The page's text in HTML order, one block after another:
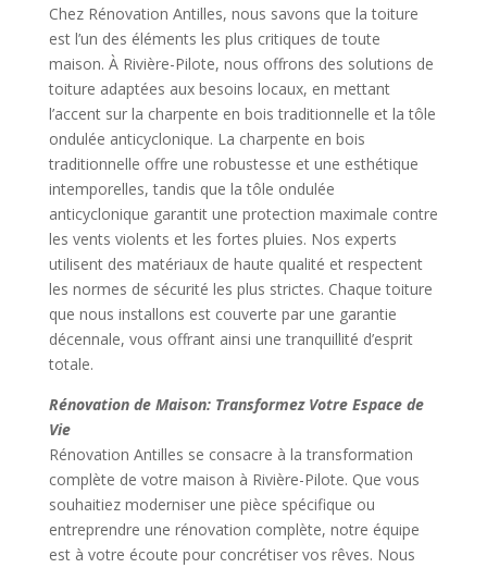
Chez Rénovation Antilles, nous savons que la toiture
est l’un des éléments les plus critiques de toute
maison. À Rivière-Pilote, nous offrons des solutions de
toiture adaptées aux besoins locaux, en mettant
l’accent sur la charpente en bois traditionnelle et la tôle
ondulée anticyclonique. La charpente en bois
traditionnelle offre une robustesse et une esthétique
intemporelles, tandis que la tôle ondulée
anticyclonique garantit une protection maximale contre
les vents violents et les fortes pluies. Nos experts
utilisent des matériaux de haute qualité et respectent
les normes de sécurité les plus strictes. Chaque toiture
que nous installons est couverte par une garantie
décennale, vous offrant ainsi une tranquillité d’esprit
totale.
Rénovation de Maison: Transformez Votre Espace de
Vie
Rénovation Antilles se consacre à la transformation
complète de votre maison à Rivière-Pilote. Que vous
souhaitiez moderniser une pièce spécifique ou
entreprendre une rénovation complète, notre équipe
est à votre écoute pour concrétiser vos rêves. Nous